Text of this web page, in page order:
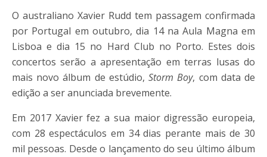
O australiano Xavier Rudd tem passagem confirmada
por Portugal em outubro, dia 14 na Aula Magna em
Lisboa e dia 15 no Hard Club no Porto. Estes dois
concertos serão a apresentação em terras lusas do
mais novo álbum de estúdio,Storm Boy, com data de
edição a ser anunciada brevemente.
​Em 2017 Xavier fez a sua maior digressão europeia,
com 28 espectáculos em 34 dias perante mais de 30
mil pessoas. Desde o lançamento do seu último álbum